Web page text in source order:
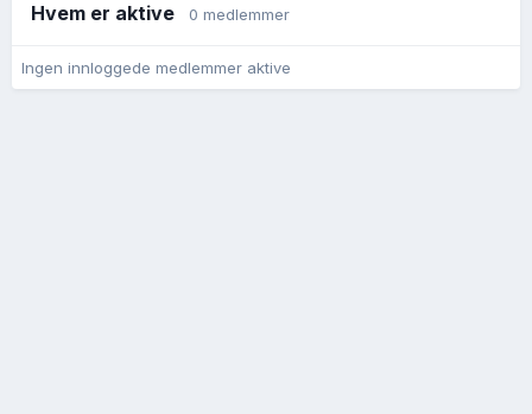
Hvem er aktive 0 medlemmer
Ingen innloggede medlemmer aktive